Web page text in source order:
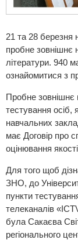
21 та 28 березня
пробне зовнішнє
літератури. 940
ознайомитися з
Пробне зовнішнє
тестування осіб,
навчальних
має Договір про
оцінювання
Для того щоб
ЗНО, до
пункти
телеканалів
була Сакаєва
регіонального